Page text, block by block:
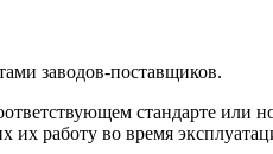
заводов-поставщиков.
стандарте или
работу во время